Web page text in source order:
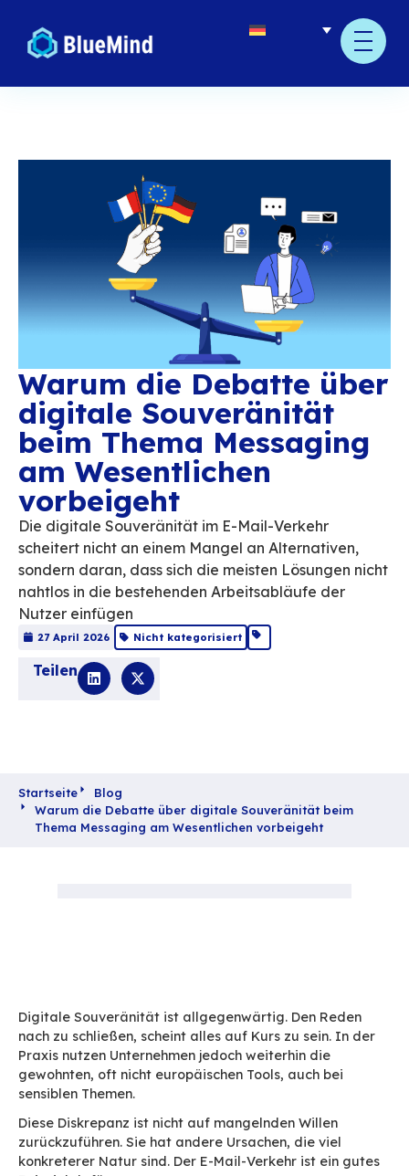
Warum die Debatte
digitale
beim Thema
am Wesentlichen
vorbeigeht
Die digitale Souveränität im E-Mail-
scheitert nicht an einem Mangel an
27 April 2026
Teilen
Warum die Debatte über digitale Souveränität
Thema Messaging am Wesentlichen vorbeigeht